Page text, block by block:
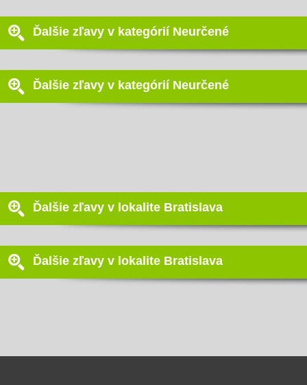
Ďalšie zľavy v kategórií Neurčené
Ďalšie zľavy v kategórií Neurčené
Ďalšie zľavy v lokalite Bratislava
Ďalšie zľavy v lokalite Bratislava